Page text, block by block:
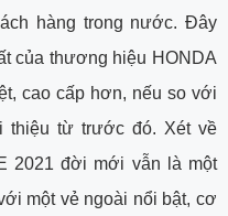
hàng trong nước. Đây
của thương hiệu HONDA
cao cấp hơn, nếu so với
thiệu từ trước đó. Xét về
2021 đời mới vẫn là một
một vẻ ngoài nổi bật, cơ